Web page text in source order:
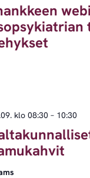
klo 08:30 – 10:30